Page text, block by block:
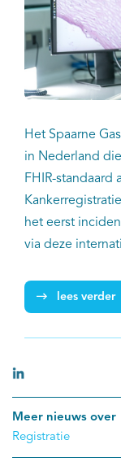
Het Spaarne
in Nederland
FHIR-standaard
het eerst
via deze
tussen Palga en
gebruik
lees verder
Meer nieuws over
Registratie